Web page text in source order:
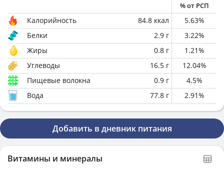
% от РСП
Калорийность 84.8 ккал 5.63%
Белки
2.9 г 3.22%
Жиры
0.8 г 1.21%
Углеводы
16.5 г 12.04%
Пищевые волокна
0.9 г 4.5%
Вода
77.8 г 2.91%
Добавить в дневник питания
Витамины и минералы